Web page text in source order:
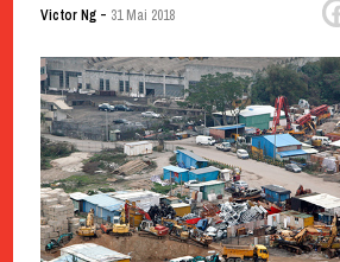
Victor Ng- 31 Mai 2018